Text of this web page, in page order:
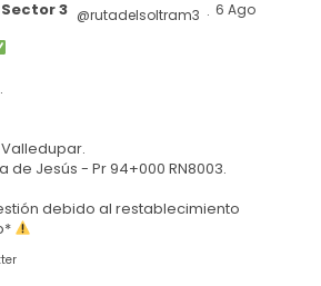
3 @rutadelsoltram3 · 6 Ago
de Jesús - Pr 94+000 RN8003.
debido al restablecimiento